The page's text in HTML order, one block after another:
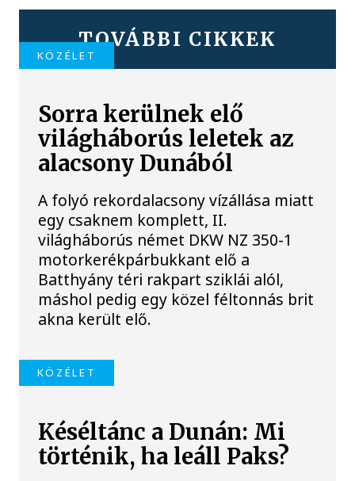
TOVÁBBI CIKKEK
KÖZÉLET
Sorra kerülnek elő
világháborús leletek az
alacsony Dunából
A folyó rekordalacsony vízállása miatt
egy csaknem komplett, II.
világháborús német DKW NZ 350-1
motorkerékpárbukkant elő a
Batthyány téri rakpart sziklái alól,
máshol pedig egy közel féltonnás brit
akna került elő.
KÖZÉLET
Késéltánc a Dunán: Mi
történik, ha leáll Paks?